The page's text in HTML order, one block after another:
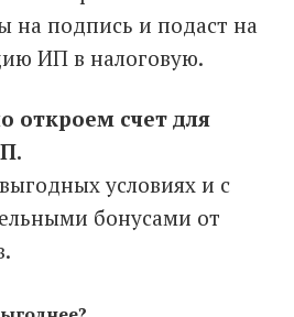
на подпись и подаст на
ИП в налоговую.
откроем счет для
условиях и с
бонусами от